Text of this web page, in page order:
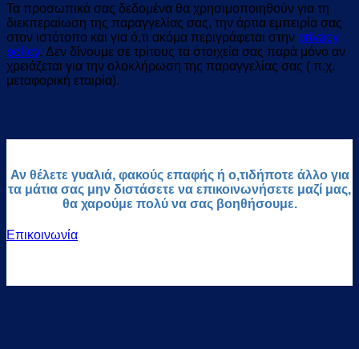
Τα προσωπικά σας δεδομένα θα χρησιμοποιηθούν για τη
διεκπεραίωση της παραγγελίας σας, την άρτια εμπειρία σας
στον ιστότοπο και για ό,τι ακόμα περιγράφεται στην privacy
policy. Δεν δίνουμε σε τρίτους τα στοιχεία σας παρά μόνο αν
χρειάζεται για την ολοκλήρωση της παραγγελίας σας ( π.χ.
μεταφορική εταιρία).
Αν θέλετε γυαλιά, φακούς επαφής ή ο,τιδήποτε άλλο για
τα μάτια σας μην διστάσετε να επικοινωνήσετε μαζί μας,
θα χαρούμε πολύ να σας βοηθήσουμε.
Επικοινωνία